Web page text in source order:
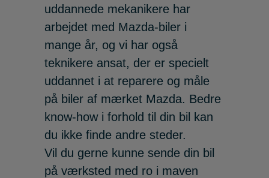
uddannede mekanikere har
arbejdet med Mazda-biler i
mange år, og vi har også
teknikere ansat, der er specielt
uddannet i at reparere og måle
på biler af mærket Mazda. Bedre
know-how i forhold til din bil kan
du ikke finde andre steder.
Vil du gerne kunne sende din bil
på værksted med ro i maven